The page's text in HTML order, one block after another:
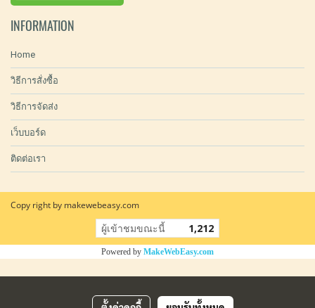
INFORMATION
Home
วิธีการสั่งซื้อ
วิธีการจัดส่ง
เว็บบอร์ด
ติดต่อเรา
Copy right by makewebeasy.com
ผู้เข้าชมขณะนี้ 1,212
Powered by MakeWebEasy.com